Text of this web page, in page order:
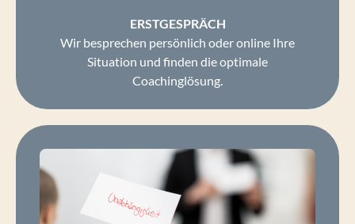
ERSTGESPRÄCH
Wir besprechen persönlich oder online Ihre
Situation und finden die optimale
Coachinglösung.